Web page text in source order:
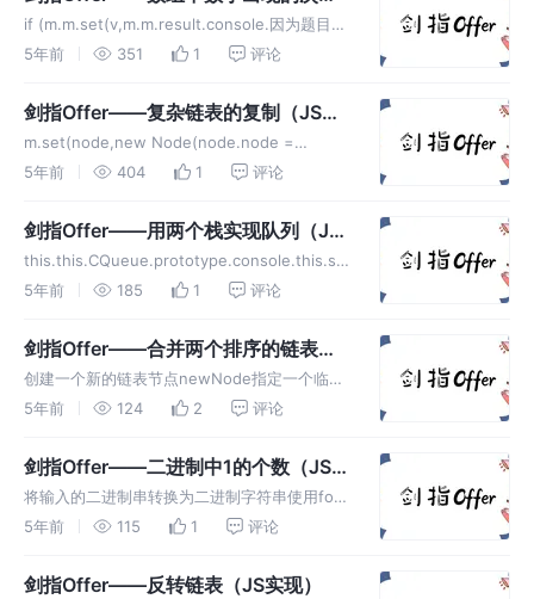
（JS实现）
if (m.m.set(v,m.m.result.console.因为题目中
说了除了两个数字出现一次外，其余数字都出现
所以全部进行遍历异或得到的值一定是那两个只
出现一次的数字。我们根据全部遍历异或的到的
结果比如是0111，从最后一位1可以...
5年前 351 1 评论
剑指Offer——复杂链表的复制（JS实
现）
m.set(node,new Node(node.node =
node.m.get(node).next = node.next ?
node.random ? m.get(node.node =
node.ret...
5年前 404 1 评论
剑指Offer——用两个栈实现队列（JS
实现）
this.this.CQueue.prototype.console.this.sta
ckA.CQueue.prototype.if
(this.stackA.this.stackB.push(this....
5年前 185 1 评论
剑指Offer——合并两个排序的链表
（JS实现）
创建一个新的链表节点newNode指定一个临时
指针h指向这个新的节点newNode使用while循
果L1当前数据域的值小，就让newNode指向
L1，反之指向L2while循环遍历完之后，如果L1
和L2谁还有剩余，谁就加到newNod...
5年前 124 2 评论
剑指Offer——二进制中1的个数（JS实
现）
将输入的二进制串转换为二进制字符串使用for
循环，遍历其中1的个数返回1的个数。let str =
5年前 115 1 评论
剑指Offer——反转链表（JS实现）